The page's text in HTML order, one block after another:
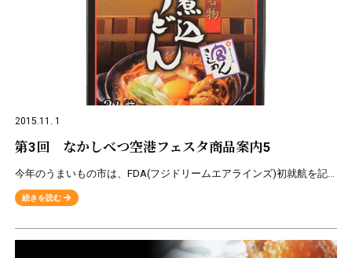
2015.11. 1
第3回 なかしべつ空港フェスタ商品案内5
今年のうまいもの市は、FDA(フジドリームエアラインズ)初就航を記念いたしまして、静岡県･愛知県の名産品を販売致します。 ★販売商品のご案内★ 名古屋めしの代表格 みそ煮込みうどん 短く切りだした麺
続きを読む